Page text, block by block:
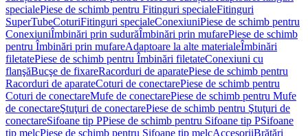
specialePiese de schimb pentru Fitinguri specialeFitinguri
SuperTubeCoturiFitinguri specialeConexiuniPiese de schimb pentru
ConexiuniÎmbinări prin sudurăÎmbinări prin mufarePiese de schimb
pentru Îmbinări prin mufareAdaptoare la alte materialeÎmbinări
filetatePiese de schimb pentru Îmbinări filetateConexiuni cu
flanşăBucşe de fixareRacorduri de aparatePiese de schimb pentru
Racorduri de aparateCoturi de conectarePiese de schimb pentru
Coturi de conectareMufe de conectarePiese de schimb pentru Mufe
de conectareŞtuţuri de conectarePiese de schimb pentru Ştuţuri de
conectareSifoane tip PPiese de schimb pentru Sifoane tip PSifoane
tip melcPiese de schimb pentru Sifoane tip melcAccesoriiBrăţări